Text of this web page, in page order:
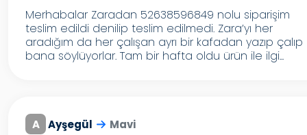
Merhabalar Zaradan 52638596849 nolu siparişim
teslim edildi denilip teslim edilmedi. Zara’yı her
aradığım da her çalışan ayrı bir kafadan yazıp çalıp
bana söylüyorlar. Tam bir hafta oldu ürün ile ilgi...
A Ayşegül Mavi